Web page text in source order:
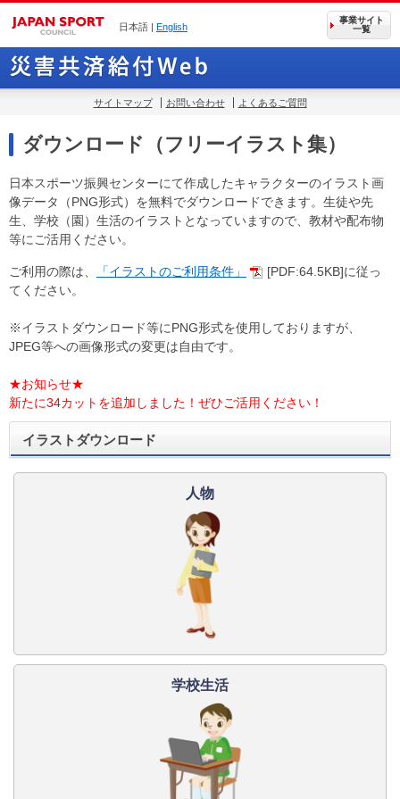
日本語 | English
事業サイト
一覧
サイトマップ お問い合わせ よくあるご質問
ダウンロード（フリーイラスト集）
日本スポーツ振興センターにて作成したキャラクターのイラスト画
像データ（PNG形式）を無料でダウンロードできます。生徒や先
生、学校（園）生活のイラストとなっていますので、教材や配布物
等にご活用ください。
ご利用の際は、 「イラストのご利用条件」
[PDF:64.5KB]に従っ
てください。
※イラストダウンロード等にPNG形式を使用しておりますが、
JPEG等への画像形式の変更は自由です。
★お知らせ★
新たに34カットを追加しました！ぜひご活用ください！
イラストダウンロード
人物
学校生活